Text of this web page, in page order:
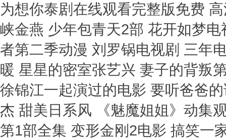
为想你泰剧在线观看完整版免费
峡金燕 少年包青天2部 花开如梦
者第二季动漫 刘罗锅电视剧 三年
暖 星星的密室张艺兴 妻子的背叛
徐锦江一起演过的电影 要听爸爸
杰 甜美日系风 《魅魔姐姐》动集
第1部全集 变形金刚2电影 搞笑一